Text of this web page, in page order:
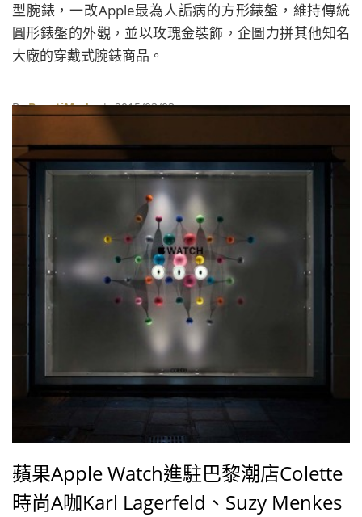
型腕錶，一改Apple最為人詬病的方形錶盤，維持傳統
圓形錶盤的外觀，並以玫瑰金裝飾，企圖力拼其他知名
大廠的穿戴式腕錶商品。
ByBeautiMode| 2015/03/03
蘋果Apple Watch進駐巴黎潮店Colette
時尚A咖Karl Lagerfeld、Suzy Menkes